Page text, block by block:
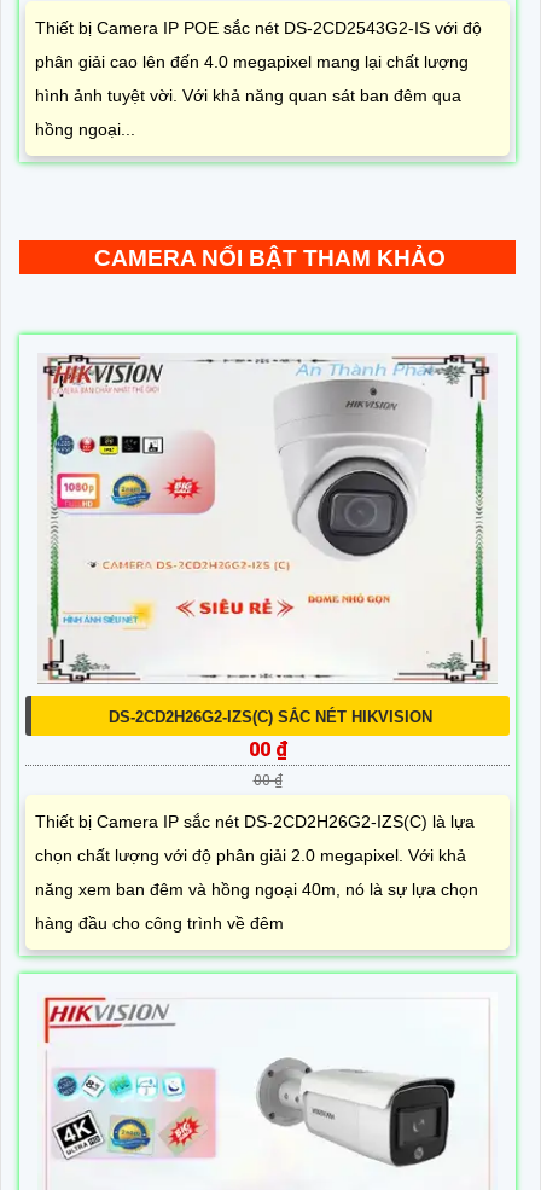
Thiết bị Camera IP POE sắc nét DS-2CD2543G2-IS với độ
phân giải cao lên đến 4.0 megapixel mang lại chất lượng
hình ảnh tuyệt vời. Với khả năng quan sát ban đêm qua
hồng ngoại...
CAMERA NỔI BẬT THAM KHẢO
DS-2CD2H26G2-IZS(C) SẮC NÉT HIKVISION
00 ₫
00 ₫
Thiết bị Camera IP sắc nét DS-2CD2H26G2-IZS(C) là lựa
chọn chất lượng với độ phân giải 2.0 megapixel. Với khả
năng xem ban đêm và hồng ngoại 40m, nó là sự lựa chọn
hàng đầu cho công trình về đêm